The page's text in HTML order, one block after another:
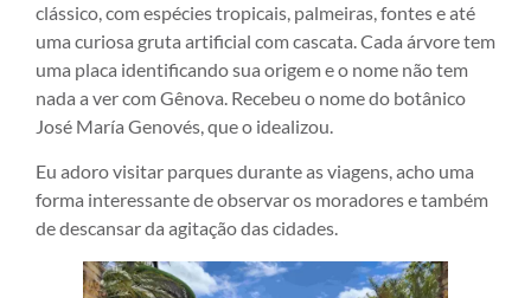
clássico, com espécies tropicais, palmeiras, fontes e até
uma curiosa gruta artificial com cascata. Cada árvore tem
uma placa identificando sua origem e o nome não tem
nada a ver com Gênova. Recebeu o nome do botânico
José María Genovés, que o idealizou.
Eu adoro visitar parques durante as viagens, acho uma
forma interessante de observar os moradores e também
de descansar da agitação das cidades.